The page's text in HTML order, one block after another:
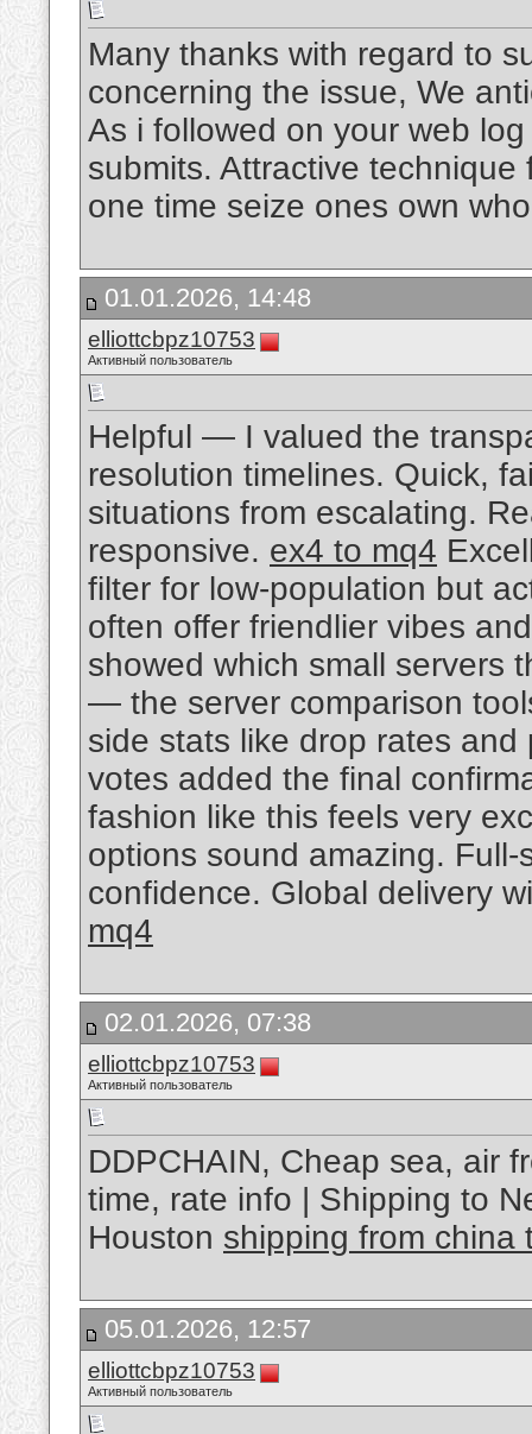
Many thanks with regard to
concerning the issue, We
As i followed on your web
submits. Attractive
one time seize ones own
01.01.2026, 14:48
elliottcbpz10753
Активный пользователь
Helpful — I valued the
resolution timelines. Quick,
situations from escalating.
responsive. ex4 to mq4
filter for low-population but
often offer friendlier vibes
showed which small servers
— the server comparison
side stats like drop rates
votes added the final
fashion like this feels very
options sound amazing.
confidence. Global delivery
mq4
02.01.2026, 07:38
elliottcbpz10753
Активный пользователь
DDPCHAIN, Cheap sea, air
time, rate info | Shipping to
Houston shipping from china
05.01.2026, 12:57
elliottcbpz10753
Активный пользователь